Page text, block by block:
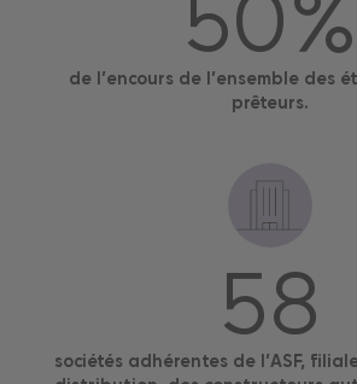
de l’encours de l’ensemble des
prêteurs.
58
sociétés adhérentes de l’ASF,